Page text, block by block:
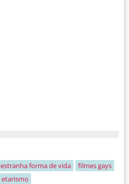
estranha forma de vida
filmes gays
etarismo